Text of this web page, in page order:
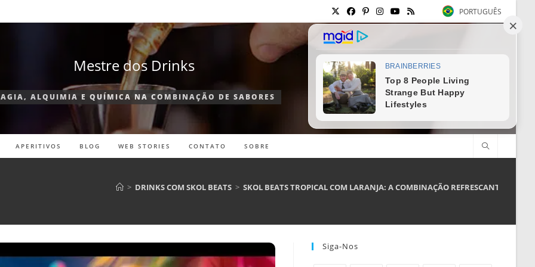
PORTUGUÊS
Mestre dos Drinks
ALQUIMIA E QUÍMICA NA COMBINAÇÃO DE SABORES
APERITIVOS BLOG WEB STORIES CONTATO SOBRE
> DRINKS COM SKOL BEATS > SKOL BEATS TROPICAL COM LARANJA: A COMBINAÇÃO REFRESCANTE QUE
Siga-Nos